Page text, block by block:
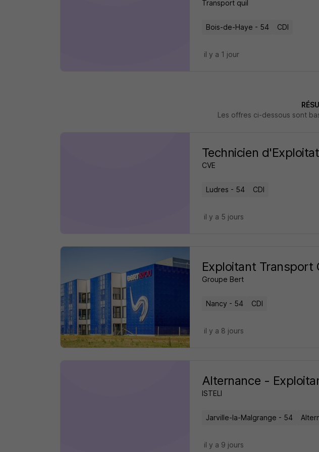
Transport quil
Bois-de-Haye - 54 CDI
il y a 1 jour
Les offres ci-dessous sont
Technicien
CVE
Ludres - 54 CDI
il y a 5 jours
Exploitant Transport
Groupe Bert
Nancy - 54 CDI
il y a 8 jours
Alternance -
ISTELI
Jarville-la-Malgrange - 54
il y a 9 jours